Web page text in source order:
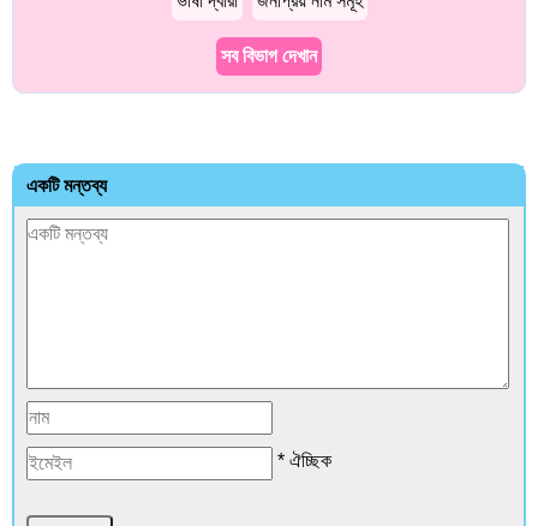
সব বিভাগ দেখান
একটি মন্তব্য
* ঐচ্ছিক